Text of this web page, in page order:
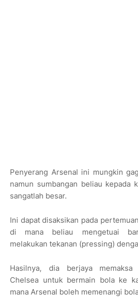
Penyerang Arsenal ini mungkin
namun sumbangan beliau kepada
sangatlah besar.
Ini dapat disaksikan pada
di mana beliau mengetuai
melakukan tekanan (pressing)
Hasilnya, dia berjaya memaksa
Chelsea untuk bermain bola ke
mana Arsenal boleh memenangi